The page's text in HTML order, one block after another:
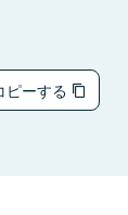
ピーする